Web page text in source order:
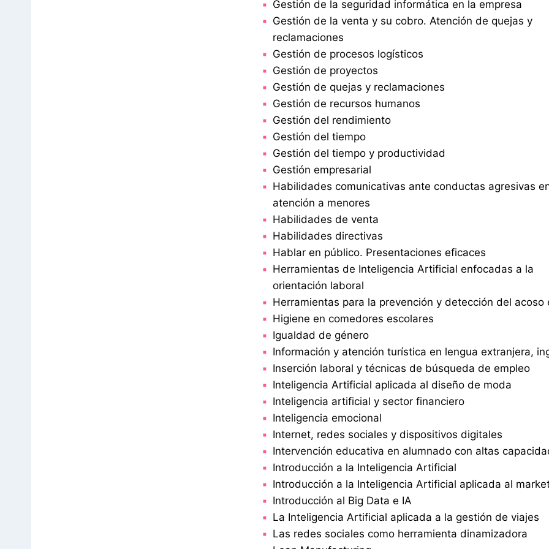
Gestión de la seguridad informática en la empresa
Gestión de la venta y su cobro. Atención de quejas y
reclamaciones
Gestión de procesos logísticos
Gestión de proyectos
Gestión de quejas y reclamaciones
Gestión de recursos humanos
Gestión del rendimiento
Gestión del tiempo
Gestión del tiempo y productividad
Gestión empresarial
Habilidades comunicativas ante conductas agresivas
atención a menores
Habilidades de venta
Habilidades directivas
Hablar en público. Presentaciones eficaces
Herramientas de Inteligencia Artificial enfocadas a la
orientación laboral
Herramientas para la prevención y detección del acoso
Higiene en comedores escolares
Igualdad de género
Información y atención turística en lengua extranjera,
Inserción laboral y técnicas de búsqueda de empleo
Inteligencia Artificial aplicada al diseño de moda
Inteligencia artificial y sector financiero
Inteligencia emocional
Internet, redes sociales y dispositivos digitales
Intervención educativa en alumnado con altas
Introducción a la Inteligencia Artificial
Introducción a la Inteligencia Artificial aplicada al
Introducción al Big Data e IA
La Inteligencia Artificial aplicada a la gestión de viajes
Las redes sociales como herramienta dinamizadora